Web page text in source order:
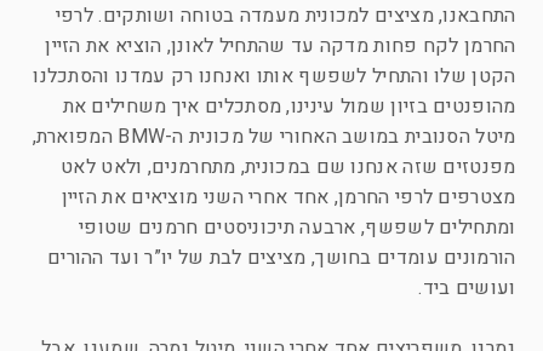
התחבאנו, מציצים למכונית מעמדה בטוחה ושותקים. לרפי
החרמן לקח פחות מדקה עד שהתחיל לאונן, הוציא את הזיין
הקטן שלו והתחיל לשפשף אותו ואנחנו רק עמדנו והסתכלנו
מהופנטים בזיון שמול עינינו, מסתכלים איך משחילים את
מיטל הסנובית במושב האחורי של מכונית ה-BMW המפוארת,
מפנטזים שזה אנחנו שם במכונית, מתחרמנים, ולאט לאט
מצטרפים לרפי החרמן, אחד אחרי השני מוציאים את הזיין
ומתחילים לשפשף, ארבעה תיכוניסטים חרמנים שטופי
הורמונים עומדים בחושך, מציצים לבת של יו”ר ועד ההורים
ועושים ביד.